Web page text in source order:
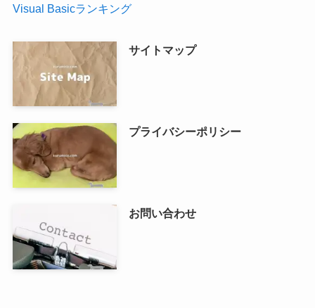
Visual Basicランキング
サイトマップ
プライバシーポリシー
お問い合わせ